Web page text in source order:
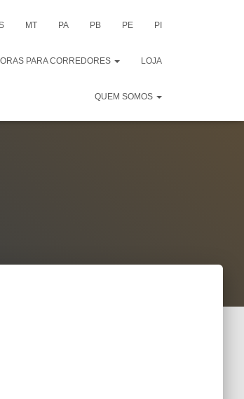
MT PA PB PE PI
PARA CORREDORES LOJA
QUEM SOMOS